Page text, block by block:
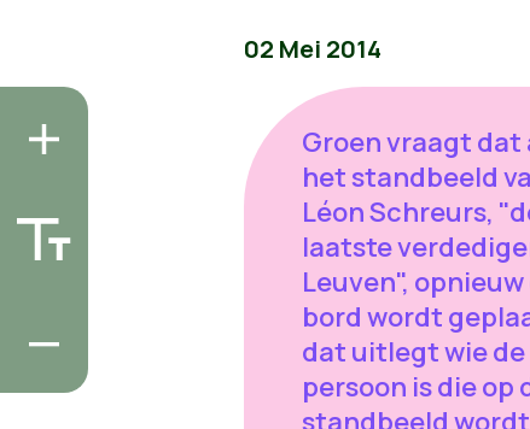
02 Mei 2014
Groen vraagt dat
het standbeeld
Léon Schreurs,
laatste
Leuven", opnieuw
bord wordt
dat uitlegt wie de
persoon is die op
standbeeld wordt